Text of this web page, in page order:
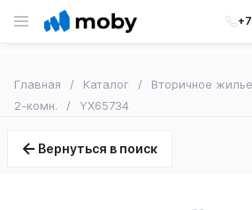
Главная Каталог Вторичное жилье
2-комн.
YX65734
Вернуться в поиск